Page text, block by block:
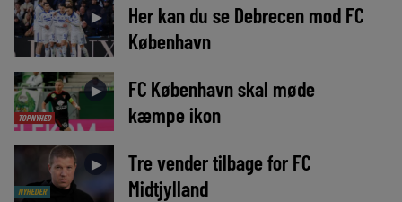
►
Her kan du se Debrecen mod FC
København
TOPNYHED
►
FC København skal møde
kæmpe ikon
NYHEDER
►
Tre vender tilbage for FC
Midtjylland